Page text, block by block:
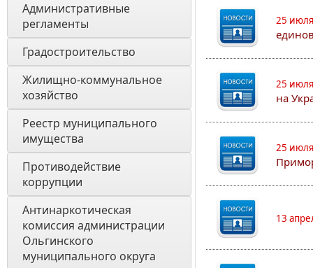
Административные
регламенты
Градостроительство
Жилищно-коммунальное
хозяйство
Реестр муниципального
имущества
Противодействие
коррупции
Антинаркотическая
комиссия администрации
Ольгинского
муниципального округа
25
25
на
25
13